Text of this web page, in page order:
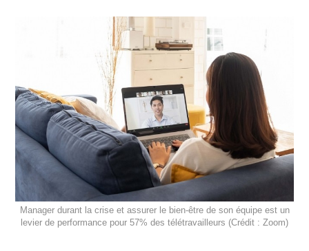
Manager durant la crise et assurer le bien-être de son équipe est un
levier de performance pour 57% des télétravailleurs (Crédit : Zoom)